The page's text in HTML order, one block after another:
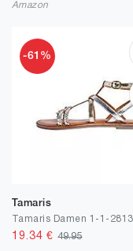
Amazon
-61%
Tamaris
19.34 €49.95